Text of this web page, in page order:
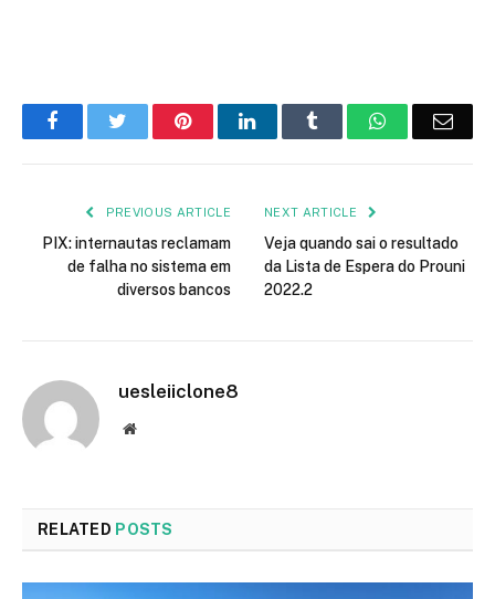
FacebookTwitter PinterestLinkedIn Tumblr WhatsApp
PREVIOUS ARTICLE
PIX: internautas reclamam
de falha no sistema em
diversos bancos
NEXT ARTICLE
Veja quando sai o resultado
da Lista de Espera do Prouni
2022.2
uesleiiclone8
Website
RELATED POSTS